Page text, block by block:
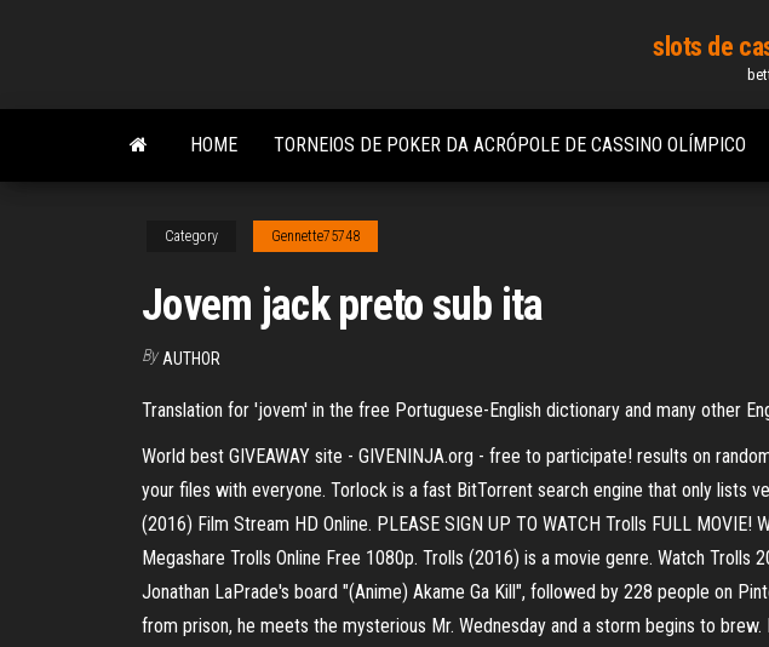
content
slots de
HOME TORNEIOS DE POKER DA ACRÓPOLE DE CASSINO OLÍMPICO
Category Gennette75748
Jovem jack preto sub ita
By AUTHOR
Translation for 'jovem' in the free Portuguese-English dictionary and many other
World best GIVEAWAY site - GIVENINJA.org - free to participate! results on
your files with everyone. Torlock is a fast BitTorrent search engine that only lists
(2016) Film Stream HD Online. PLEASE SIGN UP TO WATCH Trolls FULL
Megashare Trolls Online Free 1080p. Trolls (2016) is a movie genre. Watch
Jonathan LaPrade's board "(Anime) Akame Ga Kill", followed by 228 people on
from prison, he meets the mysterious Mr. Wednesday and a storm begins to